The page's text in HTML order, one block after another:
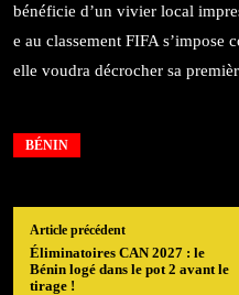
bénéficie d’un vivier local
e au classement FIFA s’impose
elle voudra décrocher sa
BÉNIN
Article précédent
Éliminatoires CAN 2027 : le
Bénin logé dans le pot 2 avant le
tirage !